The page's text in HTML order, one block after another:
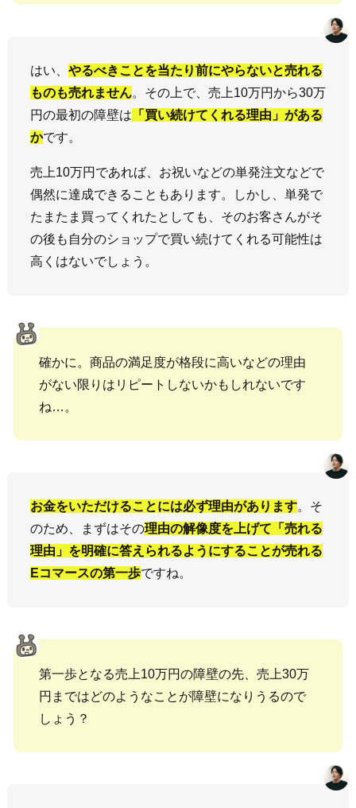
はい、 やるべきことを当たり前にやらないと売れる
ものも売れません。その上で、売上10万円から30万
円の最初の障壁は 「買い続けてくれる理由」がある
かです。
売上10万円であれば、お祝いなどの単発注文などで
偶然に達成できることもあります。しかし、単発で
たまたま買ってくれたとしても、そのお客さんがそ
の後も自分のショップで買い続けてくれる可能性は
高くはないでしょう。
確かに。商品の満足度が格段に高いなどの理由
がない限りはリピートしないかもしれないです
ね…。
お金をいただけることには必ず理由があります。そ
のため、まずはその理由の解像度を上げて「売れる
理由」を明確に答えられるようにすることが売れる
Eコマースの第一歩ですね。
第一歩となる売上10万円の障壁の先、売上30万
円まではどのようなことが障壁になりうるので
しょう？